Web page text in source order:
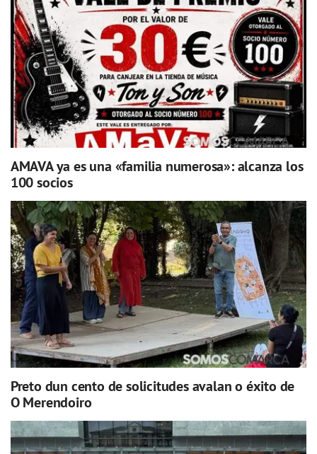
AMAVA ya es una «familia numerosa»: alcanza los
100 socios
Preto dun cento de solicitudes avalan o éxito de
O Merendoiro